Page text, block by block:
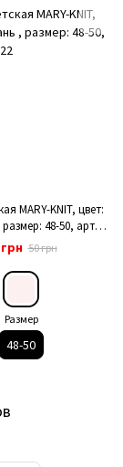
MARY-KNIT, цвет:
48-50, арт.
082250 грн
Размер
48-50